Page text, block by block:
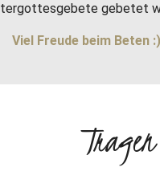
gebetet
Viel Freude beim Beten :)